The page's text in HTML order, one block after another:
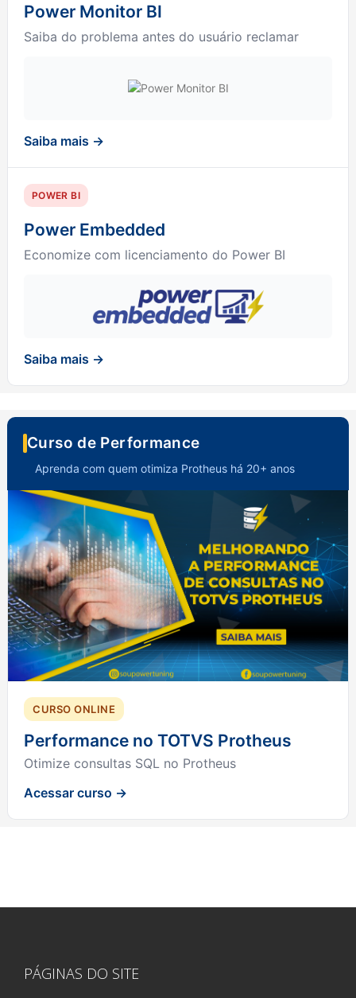
Power Monitor BI
Saiba do problema antes do usuário reclamar
Saiba mais →
POWER BI
Power Embedded
Economize com licenciamento do Power BI
Saiba mais →
Curso de Performance
Aprenda com quem otimiza Protheus há 20+ anos
CURSO ONLINE
Performance no TOTVS Protheus
Otimize consultas SQL no Protheus
Acessar curso →
PÁGINAS DO SITE